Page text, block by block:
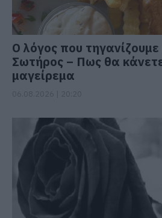
Ο λόγος που
Σωτήρος – Πως θα
μαγείρεμα